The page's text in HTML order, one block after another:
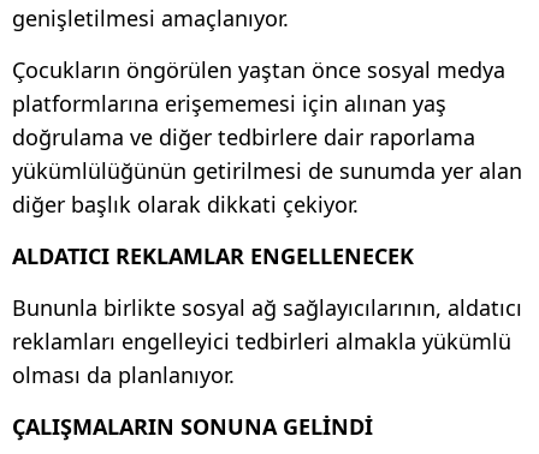
genişletilmesi amaçlanıyor.
Çocukların öngörülen yaştan önce sosyal medya
platformlarına erişememesi için alınan yaş
doğrulama ve diğer tedbirlere dair raporlama
yükümlülüğünün getirilmesi de sunumda yer alan
diğer başlık olarak dikkati çekiyor.
ALDATICI REKLAMLAR ENGELLENECEK
Bununla birlikte sosyal ağ sağlayıcılarının, aldatıcı
reklamları engelleyici tedbirleri almakla yükümlü
olması da planlanıyor.
ÇALIŞMALARIN SONUNA GELİNDİ